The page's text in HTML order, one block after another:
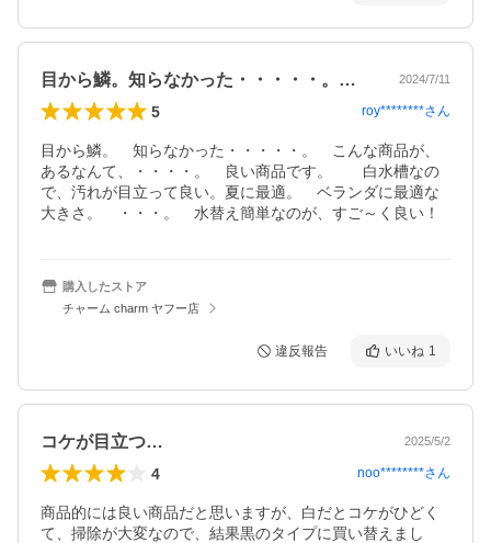
目から鱗。知らなかった・・・・・。こん… 2024/7/11
5 roy********さん
目から鱗。　知らなかった・・・・・。　こんな商品が、
あるなんて、・・・・。　良い商品です。　　白水槽なの
で、汚れが目立って良い。夏に最適。　ベランダに最適な
大きさ。　・・・。　水替え簡単なのが、すご～く良い！
購入したストア
チャーム charm ヤフー店
違反報告 いいね 1
コケが目立つ… 2025/5/2
4 noo********さん
商品的には良い商品だと思いますが、白だとコケがひどく
て、掃除が大変なので、結果黒のタイプに買い替えまし